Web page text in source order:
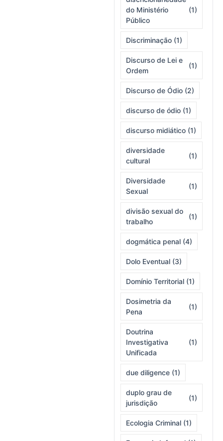
do Ministério
Público
(1)
Discriminação (1)
Discurso de Lei e
Ordem
(1)
Discurso de Ódio (2)
discurso de ódio (1)
discurso midiático (1)
diversidade
cultural
(1)
Diversidade
Sexual
(1)
divisão sexual do
trabalho
(1)
dogmática penal (4)
Dolo Eventual (3)
Domínio Territorial (1)
Dosimetria da
Pena
(1)
Doutrina
Investigativa
Unificada
(1)
due diligence (1)
duplo grau de
jurisdição
(1)
Ecologia Criminal (1)